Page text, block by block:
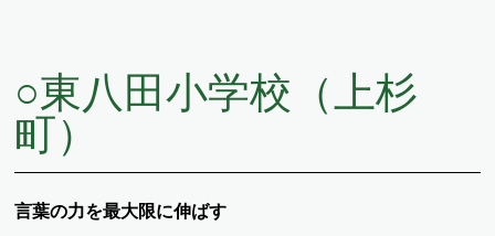
○東八田小学校（上杉
町）
言葉の力を最大限に伸ばす